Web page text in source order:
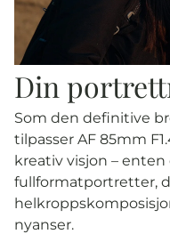
Din
Som den definitive
tilpasser AF 85mm
kreativ visjon –
fullformatportretter,
nyanser.